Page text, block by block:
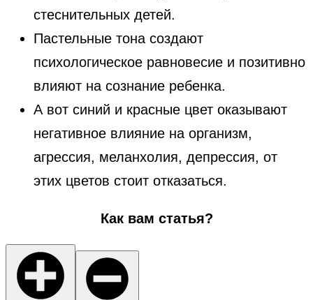
стеснительных детей.
Пастельные тона создают
психологическое равновесие и позитивно
влияют на сознание ребенка.
А вот синий и красные цвет оказывают
негативное влияние на организм,
агрессия, меланхолия, депрессия, от
этих цветов стоит отказаться.
Как вам статья?